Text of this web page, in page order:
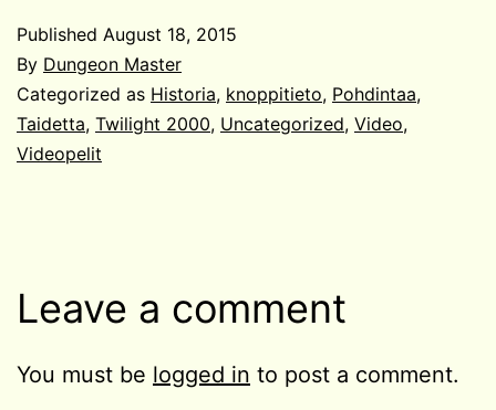
Published August 18, 2015
By Dungeon Master
Categorized as Historia, knoppitieto, Pohdintaa,
Taidetta, Twilight 2000, Uncategorized, Video,
Videopelit
Leave a comment
You must be logged in to post a comment.